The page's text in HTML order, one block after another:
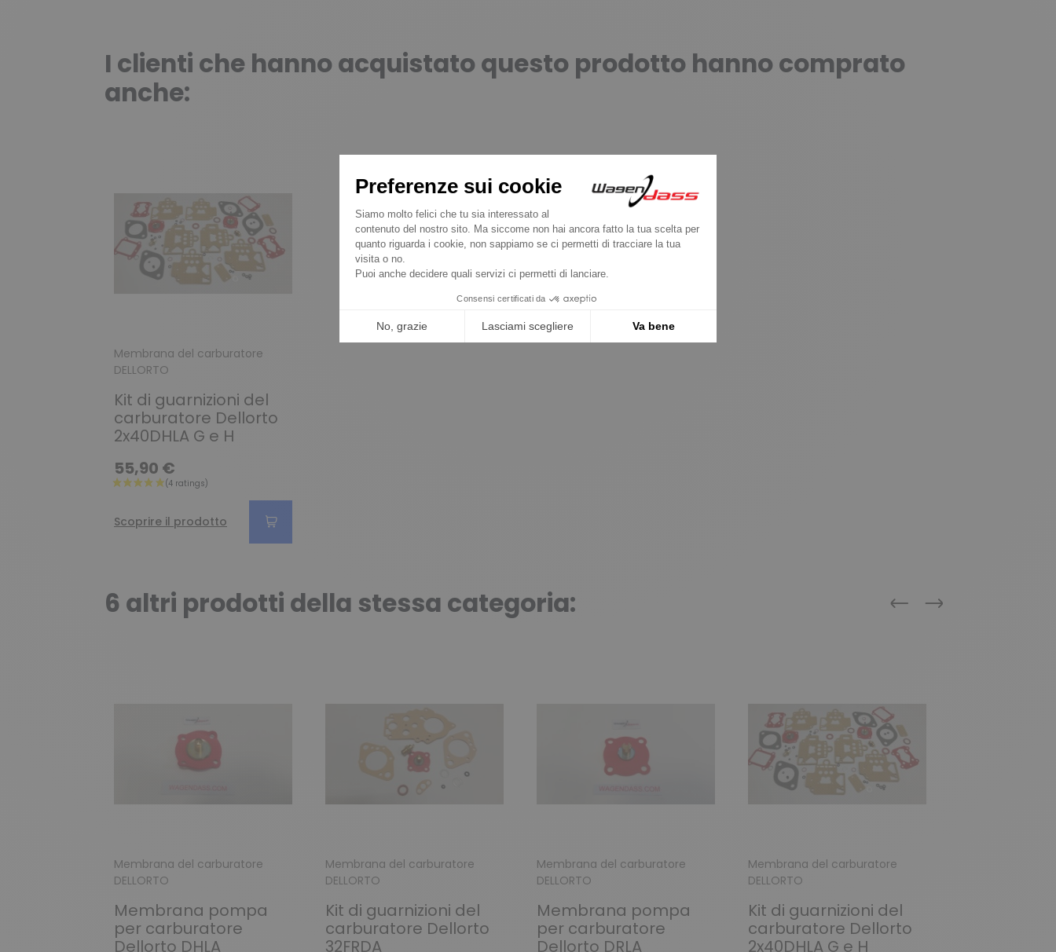
I clienti che hanno acquistato questo prodotto hanno comprato
anche:
Membrana del carburatore
DELLORTO
Kit di guarnizioni del
carburatore Dellorto
2x40DHLA G e H
55,90 €
Scoprire il prodotto
6 altri prodotti della stessa categoria: Precedente
Successivo
Membrana del carburatore
DELLORTO
Membrana pompa
per carburatore
Dellorto DHLA
Membrana del carburatore
DELLORTO
Kit di guarnizioni del
carburatore Dellorto
32FRDA
Membrana del carburatore
DELLORTO
Membrana pompa
per carburatore
Dellorto DRLA
Membrana del carburatore
DELLORTO
Kit di guarnizioni del
carburatore Dellorto
2x40DHLA G e H